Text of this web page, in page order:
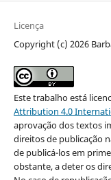
Licença
Copyright (c) 2026
Este trabalho está
Attribution 4.0
aprovação dos textos
direitos de publicação
de publicá-los em
obstante, a deter os